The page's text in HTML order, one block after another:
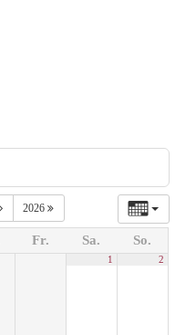
2026
Fr. Sa. So.
1 2